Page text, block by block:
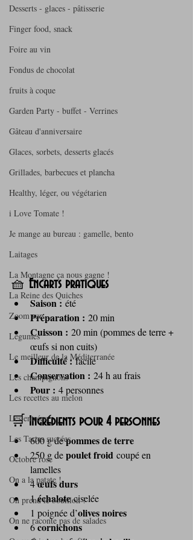
Desserts - glaces - pâtisserie
Finger food, snack
Foire au vin
Fondus de chocolat
fruits à coque
Garden Party - buffet - Verrines
Gâteau d'anniversaire
Glaces, sorbets, desserts glacés
Grillades, barbecues et plancha
Healthy, léger, ou végétarien
i Love Tomate !
Je mange au bureau : gamelle, bento
Laitages
La Montagne ça nous gagne !
La Reine des Quiches
Zoom sur ...
Légumes
Le meilleur de la Méditerranée
Les champignons
Les recettes au melon
Les entrées
Les Tartes sucrées
Octobre rose
On a la patate !
On prend le bouillon !
On ne raconte pas de salades
🧺 Encarts pratiques
Saison : été
Préparation : 20 min
Cuisson : 20 min (pommes de terre +
œufs si non cuits)
Difficulté : facile
Conservation : 24 h au frais
Pour : 4 personnes
🛒 Ingrédients pour 4 personnes
600 g de pommes de terre
250 g de poulet froid coupé en
lamelles
4 œufs durs
1 échalote ciselée
1 poignée d’olives noires
6 cornichons